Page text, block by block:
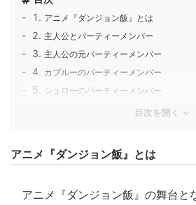
アニメ『ダンジョン飯』とは
主人公とパーティーメンバー
主人公の元パーティーメンバー
カブルーのパーティーメンバー
シュローのパーティーメンバー
目次を開く
アニメ『ダンジョン飯』とは
アニメ『ダンジョン飯』の舞台と